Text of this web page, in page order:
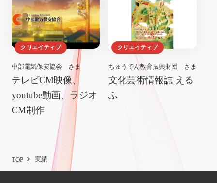
クリエイティブ
中部電気保安協会 さま
テレビCM映像、
youtube動画、ラジオ
CM制作
クリエイティブ
ちゅうでん教育振興財団 さま
文化芸術情報誌 える
ふ
TOP 実績